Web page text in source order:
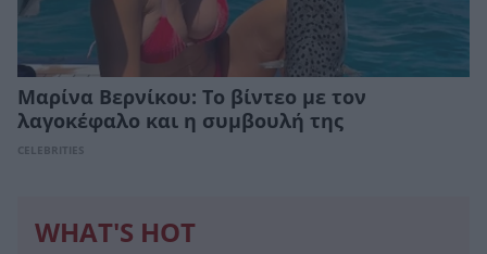
Μαρίνα Βερνίκου: Το βίντεο με τον
λαγοκέφαλο και η συμβουλή της
CELEBRITIES
WHAT'S HOT